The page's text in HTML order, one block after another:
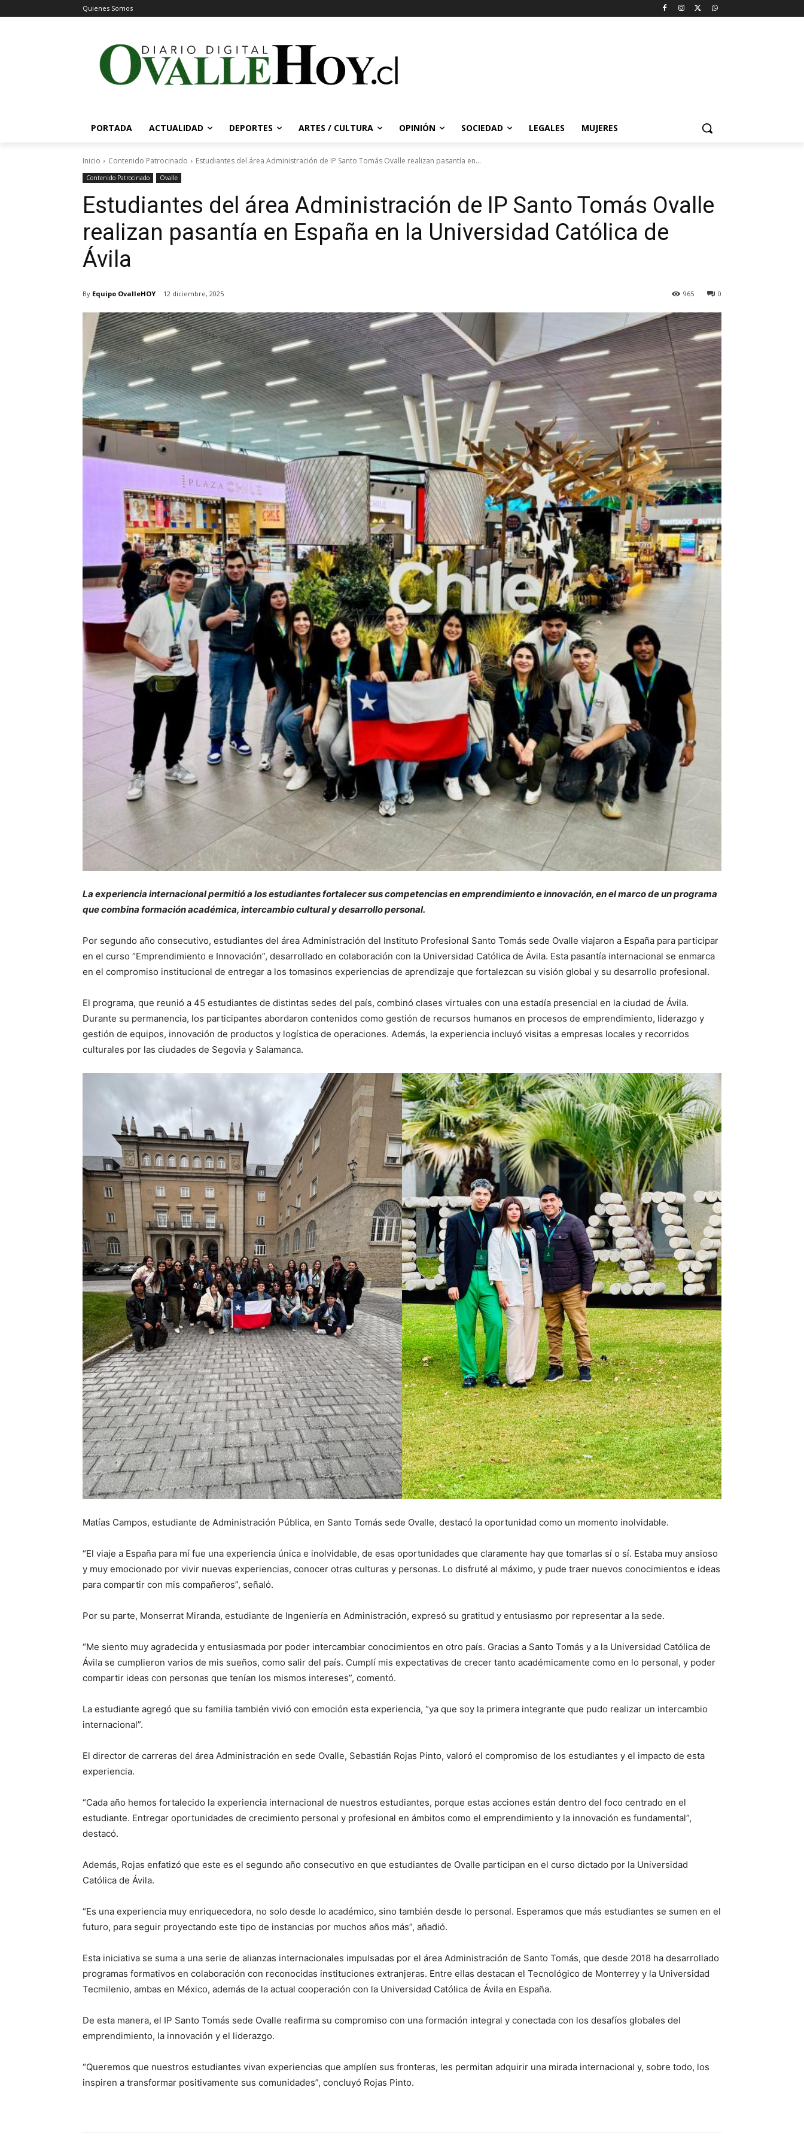
Quienes Somos
PORTADA ACTUALIDAD DEPORTES ARTES / CULTURA OPINIÓN SOCIEDAD LEGALES MUJERES
Inicio Contenido Patrocinado Estudiantes del área Administración de IP Santo Tomás Ovalle realizan pasantía en...
Contenido Patrocinado Ovalle
Estudiantes del área Administración de IP Santo Tomás Ovalle
realizan pasantía en España en la Universidad Católica de
Ávila
By Equipo OvalleHOY 12 diciembre, 2025 0
965
La experiencia internacional permitió a los estudiantes fortalecer sus competencias en emprendimiento e innovación, en el marco de un programa
que combina formación académica, intercambio cultural y desarrollo personal.
Por segundo año consecutivo, estudiantes del área Administración del Instituto Profesional Santo Tomás sede Ovalle viajaron a España para participar
en el curso “Emprendimiento e Innovación”, desarrollado en colaboración con la Universidad Católica de Ávila. Esta pasantía internacional se enmarca
en el compromiso institucional de entregar a los tomasinos experiencias de aprendizaje que fortalezcan su visión global y su desarrollo profesional.
El programa, que reunió a 45 estudiantes de distintas sedes del país, combinó clases virtuales con una estadía presencial en la ciudad de Ávila.
Durante su permanencia, los participantes abordaron contenidos como gestión de recursos humanos en procesos de emprendimiento, liderazgo y
gestión de equipos, innovación de productos y logística de operaciones. Además, la experiencia incluyó visitas a empresas locales y recorridos
culturales por las ciudades de Segovia y Salamanca.
Matías Campos, estudiante de Administración Pública, en Santo Tomás sede Ovalle, destacó la oportunidad como un momento inolvidable.
“El viaje a España para mí fue una experiencia única e inolvidable, de esas oportunidades que claramente hay que tomarlas sí o sí. Estaba muy ansioso
y muy emocionado por vivir nuevas experiencias, conocer otras culturas y personas. Lo disfruté al máximo, y pude traer nuevos conocimientos e ideas
para compartir con mis compañeros”, señaló.
Por su parte, Monserrat Miranda, estudiante de Ingeniería en Administración, expresó su gratitud y entusiasmo por representar a la sede.
“Me siento muy agradecida y entusiasmada por poder intercambiar conocimientos en otro país. Gracias a Santo Tomás y a la Universidad Católica de
Ávila se cumplieron varios de mis sueños, como salir del país. Cumplí mis expectativas de crecer tanto académicamente como en lo personal, y poder
compartir ideas con personas que tenían los mismos intereses”, comentó.
La estudiante agregó que su familia también vivió con emoción esta experiencia, “ya que soy la primera integrante que pudo realizar un intercambio
internacional”.
El director de carreras del área Administración en sede Ovalle, Sebastián Rojas Pinto, valoró el compromiso de los estudiantes y el impacto de esta
experiencia.
“Cada año hemos fortalecido la experiencia internacional de nuestros estudiantes, porque estas acciones están dentro del foco centrado en el
estudiante. Entregar oportunidades de crecimiento personal y profesional en ámbitos como el emprendimiento y la innovación es fundamental”,
destacó.
Además, Rojas enfatizó que este es el segundo año consecutivo en que estudiantes de Ovalle participan en el curso dictado por la Universidad
Católica de Ávila.
“Es una experiencia muy enriquecedora, no solo desde lo académico, sino también desde lo personal. Esperamos que más estudiantes se sumen en el
futuro, para seguir proyectando este tipo de instancias por muchos años más”, añadió.
Esta iniciativa se suma a una serie de alianzas internacionales impulsadas por el área Administración de Santo Tomás, que desde 2018 ha desarrollado
programas formativos en colaboración con reconocidas instituciones extranjeras. Entre ellas destacan el Tecnológico de Monterrey y la Universidad
Tecmilenio, ambas en México, además de la actual cooperación con la Universidad Católica de Ávila en España.
De esta manera, el IP Santo Tomás sede Ovalle reafirma su compromiso con una formación integral y conectada con los desafíos globales del
emprendimiento, la innovación y el liderazgo.
“Queremos que nuestros estudiantes vivan experiencias que amplíen sus fronteras, les permitan adquirir una mirada internacional y, sobre todo, los
inspiren a transformar positivamente sus comunidades”, concluyó Rojas Pinto.